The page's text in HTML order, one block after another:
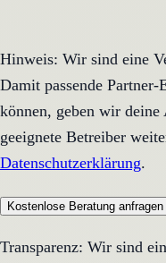
Hinweis: Wir sind eine
Damit passende
können, geben wir
geeignete Betreiber
Datenschutzerklärung.
Kostenlose Beratung anfragen
Transparenz: Wir sind